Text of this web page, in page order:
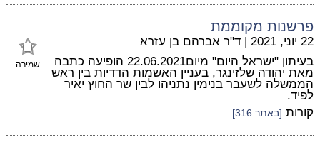
פרשנות מקוממת
שמירה
22 יוני, 2021 | ד"ר אברהם בן עזרא
בעיתון "ישראל היום" מיום22.06.2021 הופיעה כתבה
מאת יהודה שלזינגר, בעניין האשמות הדדיות בין ראש
הממשלה לשעבר בנימין נתניהו לבין שר החוץ יאיר
לפיד.
קורות [באתר 316]